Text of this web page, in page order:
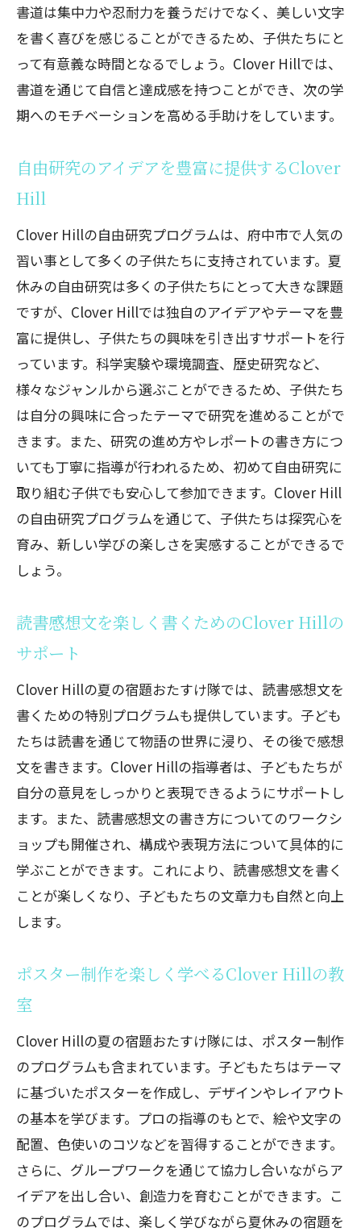
ポスター制作を通じて表現力を磨く
Clover Hillのレッスン
Clover Hillの夏の宿題おたすけ隊で得ら
れる学びとは
府中市で習い事を通じて新しいスキルを
府中市で注目の習い事：Clover Hillの夏の宿
Clover Hillの書道プログラムで集中力を
高める
自由研究の進め方を楽しく学べるClover
Hillの教室
読書感想文を効率よく書くためのClover
Hillのアドバイス
ポスター制作を楽しむClover Hillのクリ
エイティブレッスン
夏の宿題おたすけ隊に参加するための方
法とポイント
府中市でClover Hillの習い事を受ける子
どもたちの声
夏休みの宿題もおまかせ！府中市で人気の習
Clover Hillの書道教室で自信をつける
自由研究を楽しく進めるためのClover
読書感想文の書き方を徹底指導する
Clover Hill
ポスター制作を楽しむためのClover Hill
のプログラム
Clover Hillの夏の宿題おたすけ隊の詳細
と申し込み方法
府中市でClover Hillの習い事が人気の理
由とは
Clover Hillで府中市の小学生が大集合！人気
Clover Hillの書道教室で集中力を養う
のアイデア
読書感想文を楽しく書くClover Hillのサ
ポート
ポスター制作をクリエイティブに学ぶ
Clover Hillのレッスン
夏の宿題おたすけ隊で得られる経験と学
び
府中市でClover Hillの習い事を始める子
書道は集中力や忍耐力を養うだけでなく、美しい文字
を書く喜びを感じることができるため、子供たちにと
って有意義な時間となるでしょう。Clover Hillでは、
書道を通じて自信と達成感を持つことができ、次の学
期へのモチベーションを高める手助けをしています。
自由研究のアイデアを豊富に提供するClover
Hill
Clover Hillの自由研究プログラムは、府中市で人気の
習い事として多くの子供たちに支持されています。夏
休みの自由研究は多くの子供たちにとって大きな課題
ですが、Clover Hillでは独自のアイデアやテーマを豊
富に提供し、子供たちの興味を引き出すサポートを行
っています。科学実験や環境調査、歴史研究など、
様々なジャンルから選ぶことができるため、子供たち
は自分の興味に合ったテーマで研究を進めることがで
きます。また、研究の進め方やレポートの書き方につ
いても丁寧に指導が行われるため、初めて自由研究に
取り組む子供でも安心して参加できます。Clover Hill
の自由研究プログラムを通じて、子供たちは探究心を
育み、新しい学びの楽しさを実感することができるで
しょう。
読書感想文を楽しく書くためのClover Hillの
サポート
Clover Hillの夏の宿題おたすけ隊では、読書感想文を
書くための特別プログラムも提供しています。子ども
たちは読書を通じて物語の世界に浸り、その後で感想
文を書きます。Clover Hillの指導者は、子どもたちが
自分の意見をしっかりと表現できるようにサポートし
ます。また、読書感想文の書き方についてのワークシ
ョップも開催され、構成や表現方法について具体的に
学ぶことができます。これにより、読書感想文を書く
ことが楽しくなり、子どもたちの文章力も自然と向上
します。
ポスター制作を楽しく学べるClover Hillの教
室
Clover Hillの夏の宿題おたすけ隊には、ポスター制作
のプログラムも含まれています。子どもたちはテーマ
に基づいたポスターを作成し、デザインやレイアウト
の基本を学びます。プロの指導のもとで、絵や文字の
配置、色使いのコツなどを習得することができます。
さらに、グループワークを通じて協力し合いながらア
イデアを出し合い、創造力を育むことができます。こ
のプログラムでは、楽しく学びながら夏休みの宿題を